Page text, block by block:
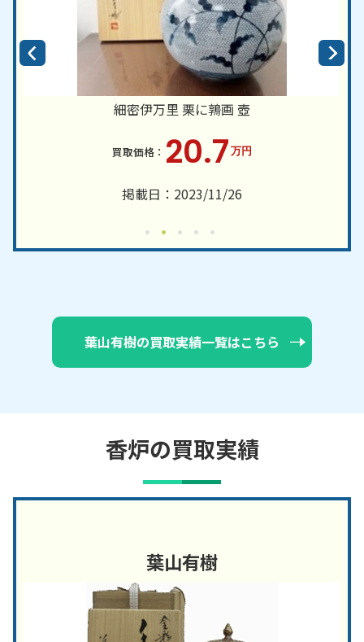
細密伊万里 栗に鶉画 壺
20.7万円
掲載日：2023/11/26
葉山有樹の買取実績一覧はこちら
香炉の買取実績
葉山有樹